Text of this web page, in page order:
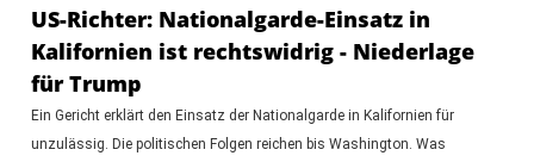
US-Richter: Nationalgarde-Einsatz in
Kalifornien ist rechtswidrig - Niederlage
für Trump
Ein Gericht erklärt den Einsatz der Nationalgarde in Kalifornien für
unzulässig. Die politischen Folgen reichen bis Washington. Was